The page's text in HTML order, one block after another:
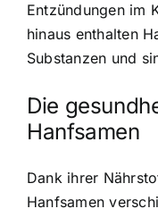
Entzündungen im
hinaus enthalten
Substanzen und
Die
Hanfsamen
Dank ihrer
Hanfsamen